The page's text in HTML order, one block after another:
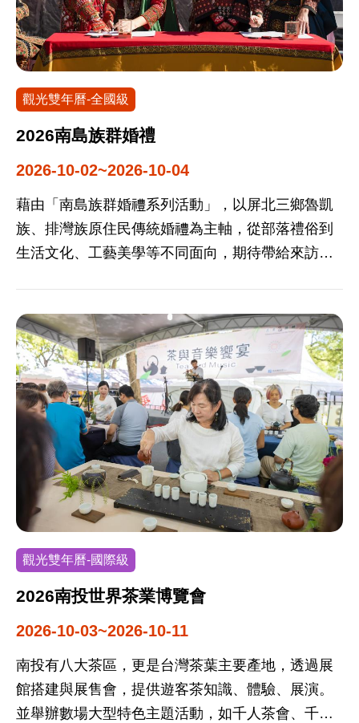
息地，鳥況十分熱鬧。除外，眾多系列活動包含定
點定時賞鳥導覽解說、觀鳥生態遊程導覽等，近距
離觀賞冬候鳥們及濱海濕地生態。 2026年1月24
日學校觀鳥遊程(大灣國小) 2026年2月7日、28日定
點定時導覽解說(北門濕地) 2026年2月27日觀鳥生
時導覽解說(布袋濕地生態園區)
觀光雙年曆-全國級
2026南島族群婚禮
2026-10-02~2026-10-04
藉由「南島族群婚禮系列活動」，以屏北三鄉魯凱
族、排灣族原住民傳統婚禮為主軸，從部落禮俗到
生活文化、工藝美學等不同面向，期待帶給來訪的
族的傳統貴族婚禮，其求婚、送採薪禮、豎鞦韆
架、下聘、成婚等古禮儀式是排灣族、魯凱族獨特
的文化，讓參與活動的新人們可以深度體驗原住民
族傳統文化及婚禮，在部落族人及耆老共同見證
下，遵循部落古禮完成人生大事，也進而對原住民
文化有更多的了解與尊重。 系列活動結合在地工
藝、美食與伴手禮等特色業者，以及多樣化的體驗
遊程，邀請大家共同參與一整個月熱鬧、華麗且深
具原住民族文化內涵的浪漫婚禮活動月，一同分享
觀光雙年曆-國際級
2026南投世界茶業博覽會
2026-10-03~2026-10-11
南投有八大茶區，更是台灣茶葉主要產地，透過展
館搭建與展售會，提供遊客茶知識、體驗、展演。
並舉辦數場大型特色主題活動，如千人茶會、千人